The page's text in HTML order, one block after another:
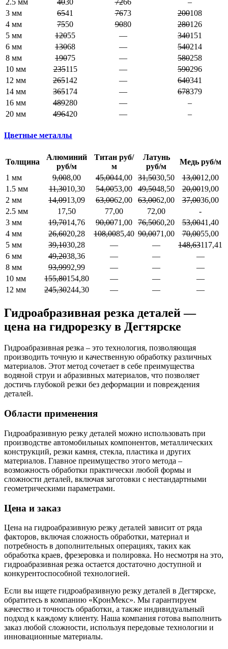
2.5 мм 4030 7266
–
3 мм
6541 7673 200108
4 мм
7550 9080 280126
5 мм
12055 — 340151
6 мм
13068 — 540214
8 мм
19075 — 580258
10 мм
235115 — 590296
12 мм
265142 — 640341
14 мм
365174 — 678379
16 мм
489280 —
–
20 мм
496420 — –
Цветные металлы
Толщина
Алюминий
руб/м
Титан руб/
м
Латунь
руб/м
Медь руб/м
1 мм
9,008,00 45,0044,00 31,5030,50 13,0012,00
1.5 мм
11,3010,30 54,0053,00 49,5048,50 20,0019,00
2 мм
14,0913,09 63,0062,00 63,0062,00 37,0036,00
2.5 мм
17,50 77,00 72,00
-
3 мм
19,7014,76 90,0071,00 76,5060,20 53,0041,40
4 мм
26,6020,28 108,0085,40 90,0071,00 70,0055,00
5 мм
39,1030,28 — — 148,63117,41
6 мм
49,2038,36 — —
—
8 мм
93,9992,99 — —
—
10 мм
155,80154,80 — —
—
12 мм
245,30244,30 — — —
Гидроабразивная резка деталей —
цена на гидрорезку в Дегтярске
Гидроабразивная резка – это технология, позволяющая
производить точную и качественную обработку различных
материалов. Этот метод сочетает в себе преимущества
водяной струи и абразивных материалов, что позволяет
достичь глубокой резки без деформации и повреждения
деталей.
Области применения
Гидроабразивную резку деталей можно использовать при
производстве автомобильных компонентов, металлических
конструкций, резки камня, стекла, пластика и других
материалов. Главное преимущество этого метода –
возможность обработки практически любой формы и
сложности деталей, включая заготовки с нестандартными
геометрическими параметрами.
Цена и заказ
Цена на гидроабразивную резку деталей зависит от ряда
факторов, включая сложность обработки, материал и
потребность в дополнительных операциях, таких как
обработка краев, фрезеровка и полировка. Но несмотря на это,
гидроабразивная резка остается достаточно доступной и
конкурентоспособной технологией.
Если вы ищете гидроабразивную резку деталей в Дегтярске,
обратитесь в компанию «КронМекс». Мы гарантируем
качество и точность обработки, а также индивидуальный
подход к каждому клиенту. Наша компания готова выполнить
заказ любой сложности, используя передовые технологии и
инновационные материалы.